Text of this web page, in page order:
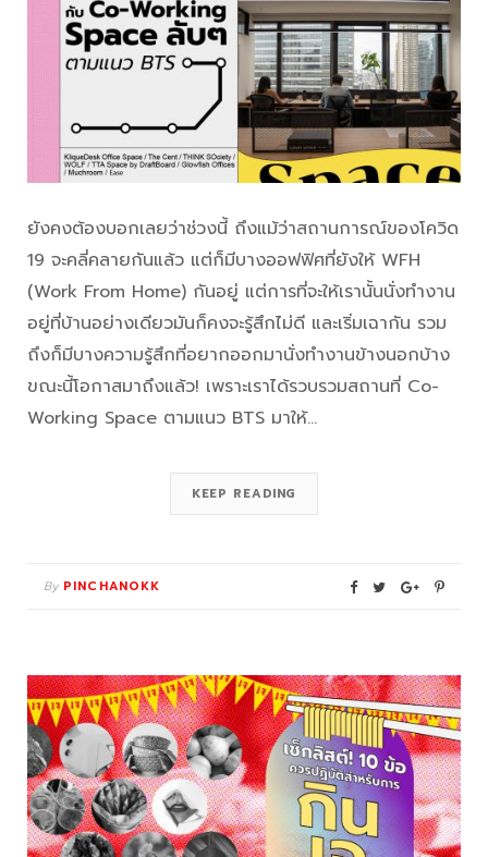
ยังคงต้องบอกเลยว่าช่วงนี้ ถึงแม้ว่าสถานการณ์ของโควิด
19 จะคลี่คลายกันแล้ว แต่ก็มีบางออฟฟิศที่ยังให้ WFH
(Work From Home) กันอยู่ แต่การที่จะให้เรานั้นนั่งทำงาน
อยู่ที่บ้านอย่างเดียวมันก็คงจะรู้สึกไม่ดี และเริ่มเฉากัน รวม
ถึงก็มีบางความรู้สึกที่อยากออกมานั่งทำงานข้างนอกบ้าง
ขณะนี้โอกาสมาถึงแล้ว! เพราะเราได้รวบรวมสถานที่ Co-
Working Space ตามแนว BTS มาให้…
KEEP READING
By PINCHANOKK